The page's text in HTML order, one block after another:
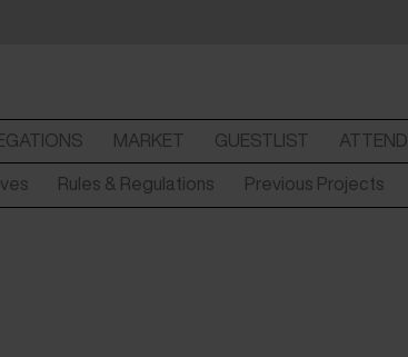
MARKET GUESTLIST ATTEND
Rules & Regulations Previous Projects